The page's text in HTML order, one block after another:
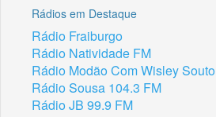
Rádios em Destaque
Rádio Fraiburgo
Rádio Natividade FM
Rádio Modão Com Wisley Souto
Rádio Sousa 104.3 FM
Rádio JB 99.9 FM